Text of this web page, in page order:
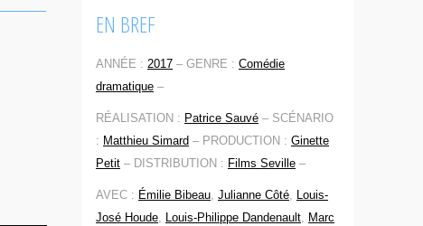
EN BREF
ANNÉE : 2017 – GENRE : Comédie
dramatique –
RÉALISATION : Patrice Sauvé – SCÉNARIO
: Matthieu Simard – PRODUCTION : Ginette
Petit – DISTRIBUTION : Films Seville –
AVEC : Émilie Bibeau, Julianne Côté, Louis-
José Houde, Louis-Philippe Dandenault, Marc